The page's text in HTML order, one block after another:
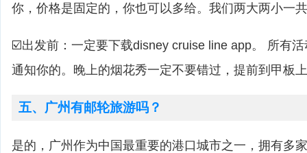
你，价格是固定的，你也可以多给。我们两大两小一
☑️出发前：一定要下载disney cruise line app。 所有
通知你的。晚上的烟花秀一定不要错过，提前到甲板
五、广州有邮轮旅游吗？
是的，广州作为中国最重要的港口城市之一，拥有多